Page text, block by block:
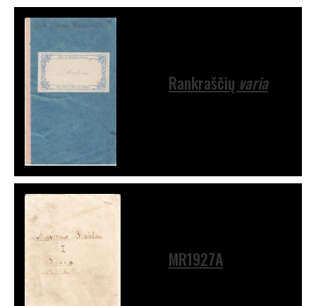
Rankraščių varia
MR1927A